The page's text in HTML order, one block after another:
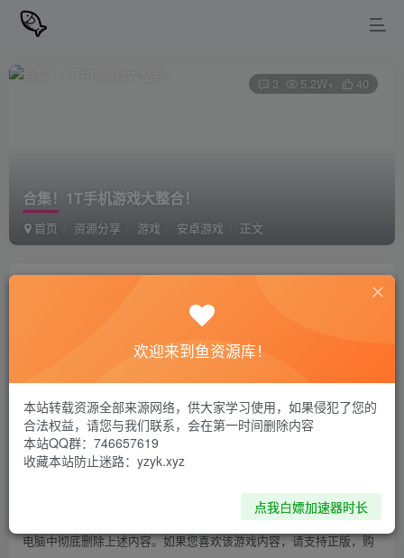
合集！1T手机游戏大整合！
首页 资源分享 游戏 安卓游戏 正文
3 5.2W+ 40
私信
手游大合集，有1T左右，没做游戏列表，没事可以翻一翻
合集！手机游戏大整合！-点击下载
免责声明：本站提供的资源转载自国内外各大媒体和网络和网友分
则，一切后果请用户自负。您必须在下载后的24个小时之内，从您的
电脑中彻底删除上述内容。如果您喜欢该游戏内容，请支持正版，购
欢迎来到鱼资源库！
本站转载资源全部来源网络，供大家学习使用，如果侵犯了您的
合法权益，请您与我们联系，会在第一时间删除内容
本站QQ群：746657619
收藏本站防止迷路：yzyk.xyz
点我白嫖加速器时长